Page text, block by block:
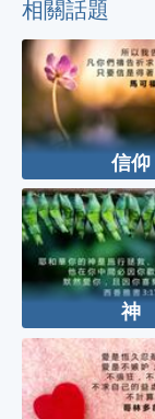
相關話題
信仰
神